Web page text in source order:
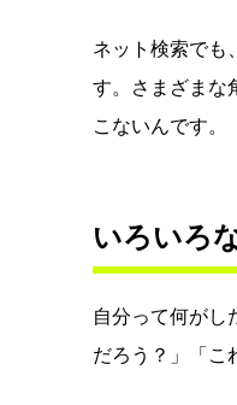
ネット検索でも
す。さまざまな
こないんです。
いろいろ
自分って何がし
だろう？」「こ